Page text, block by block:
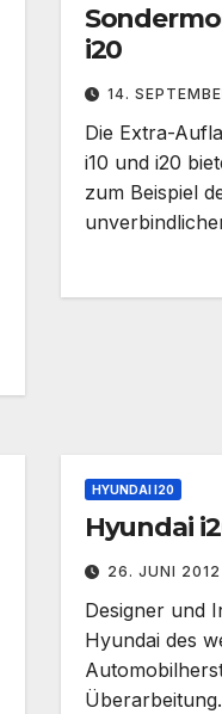
i20
14.
Die Extra-
i10 und i20
zum Beispiel
HYUNDAI I20
Hyundai
26. JUNI 2012
Designer und
Hyundai des